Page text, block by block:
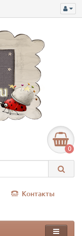
0
Контакты